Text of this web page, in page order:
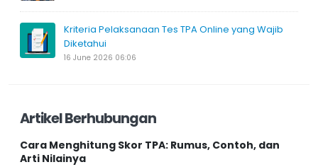
Kriteria Pelaksanaan Tes TPA Online yang Wajib
Diketahui
16 June 2026 06:06
Artikel Berhubungan
Cara Menghitung Skor TPA: Rumus, Contoh, dan
Arti Nilainya